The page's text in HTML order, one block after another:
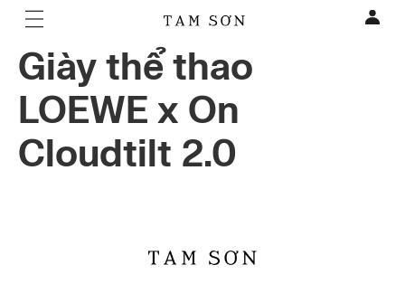
Giày thể thao
LOEWE x On
Cloudtilt 2.0